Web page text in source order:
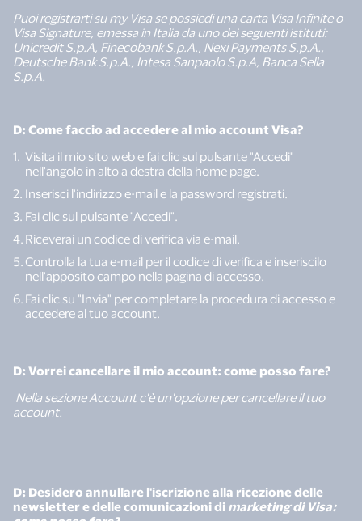
Puoi registrarti su my Visa se possiedi una carta Visa Infinite o
Visa Signature, emessa in Italia da uno dei seguenti istituti:
Unicredit S.p.A, Finecobank S.p.A., Nexi Payments S.p.A.,
Deutsche Bank S.p.A., Intesa Sanpaolo S.p.A, Banca Sella
S.p.A.
D: Come faccio ad accedere al mio account Visa?
Visita il mio sito web e fai clic sul pulsante "Accedi"
nell'angolo in alto a destra della home page.
Inserisci l'indirizzo e-mail e la password registrati.
Fai clic sul pulsante "Accedi".
Riceverai un codice di verifica via e-mail.
Controlla la tua e-mail per il codice di verifica e inseriscilo
nell'apposito campo nella pagina di accesso.
Fai clic su "Invia" per completare la procedura di accesso e
accedere al tuo account.
D: Vorrei cancellare il mio account: come posso fare?
Nella sezione Account c'è un'opzione per cancellare il tuo
account.
D: Desidero annullare l'iscrizione alla ricezione delle
newsletter e delle comunicazioni di marketing di Visa: